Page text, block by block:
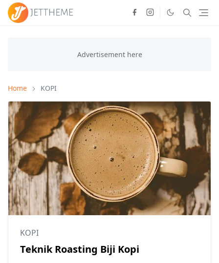
Home KOPI
KOPI
Teknik Roasting Biji Kopi